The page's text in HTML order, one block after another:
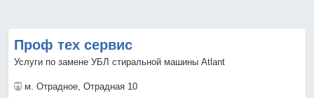
Проф тех сервис
Услуги по замене УБЛ стиральной машины Atlant
м. Отрадное, Отрадная 10